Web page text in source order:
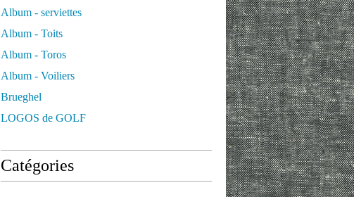
Album - serviettes
Album - Toits
Album - Toros
Album - Voiliers
Brueghel
LOGOS de GOLF
Catégories